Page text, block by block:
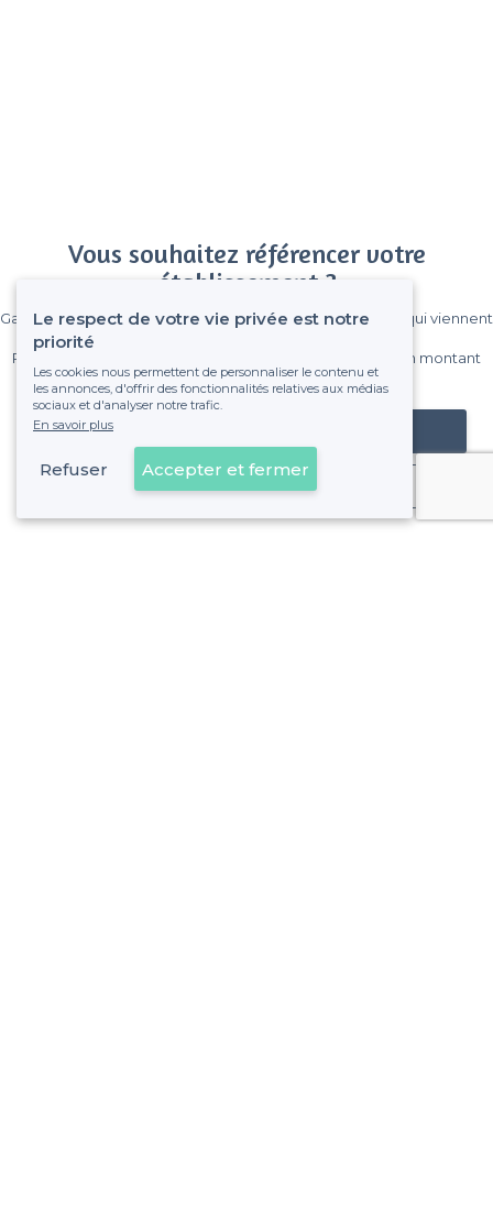
Vous souhaitez référencer votre
établissement ?
Gagnez de nombreux clients parmi le million de visiteurs qui viennent
Pas de commissions et sans engagement, vous payez un montant
fixe sans risque de voir déraper la facture.
Référencer mon établissement
Déjà client
Le respect de votre vie privée est notre
priorité
Les cookies nous permettent de personnaliser le contenu et
les annonces, d'offrir des fonctionnalités relatives aux médias
sociaux et d'analyser notre trafic.
En savoir plus
Refuser Accepter et fermer